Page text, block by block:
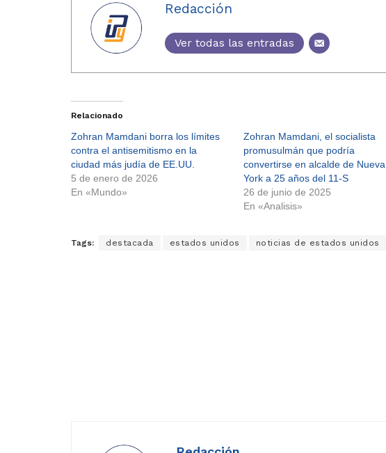
Redacción
Ver todas las entradas
Relacionado
Zohran Mamdani borra los límites
contra el antisemitismo en la
ciudad más judía de EE.UU.
5 de enero de 2026
En «Mundo»
Zohran Mamdani, el socialista
promusulmán que podría
convertirse en alcalde de Nueva
York a 25 años del 11-S
26 de junio de 2025
En «Analisis»
Tags: destacada estados unidos noticias de estados unidos